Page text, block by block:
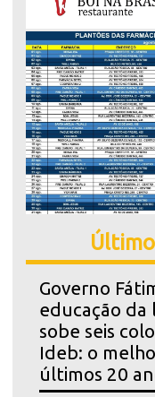
Governo
educação da
sobe seis
Ideb: o
últimos 20